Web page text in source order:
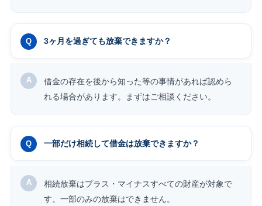
3ヶ月を過ぎても放棄できますか？
借金の存在を後から知った等の事情があれば認めら
れる場合があります。まずはご相談ください。
一部だけ相続して借金は放棄できますか？
相続放棄はプラス・マイナスすべての財産が対象で
す。一部のみの放棄はできません。